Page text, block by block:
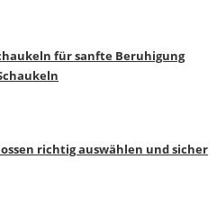
für sanfte Beruhigung
richtig auswählen und sicher